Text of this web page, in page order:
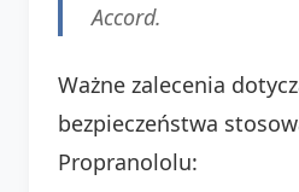
Accord.
Ważne zalecenia
bezpieczeństwa
Propranololu: